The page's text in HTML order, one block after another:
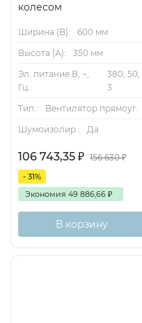
колесом
Ширина (B):
600 мм
Высота (А):
350 мм
Эл. питание В, ~,
Гц.:
380, 50,
3
Тип.:
Вентилятор прямоуг.
Шумоизолир.:
Да
106 743,35 ₽ 156 630₽
- 31%
Экономия 49 886,66 ₽
В корзину